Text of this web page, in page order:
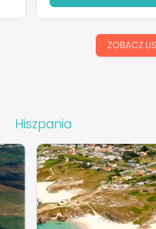
ZOBACZ
Hiszpania